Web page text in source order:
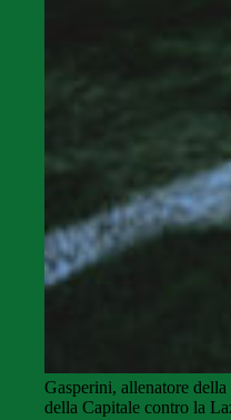
Gasperini, allenatore
della Capitale contro la